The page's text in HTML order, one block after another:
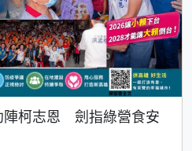
陣柯志恩 劍指綠營食安